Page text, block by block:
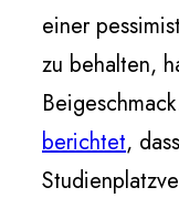
einer
zu behalten,
berichtet,